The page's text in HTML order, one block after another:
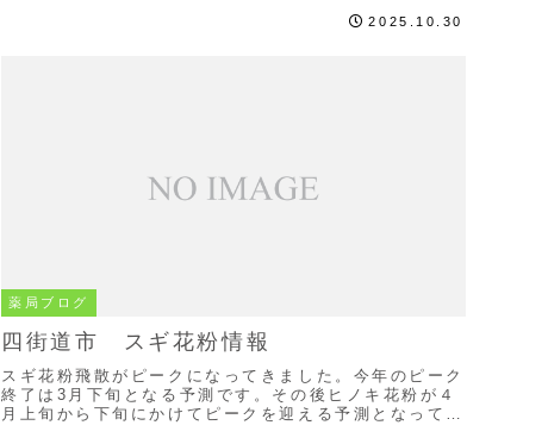
2025.10.30
薬局ブログ
四街道市 スギ花粉情報
スギ花粉飛散がピークになってきました。今年のピーク
終了は3月下旬となる予測です。その後ヒノキ花粉が４
月上旬から下旬にかけてピークを迎える予測となってい